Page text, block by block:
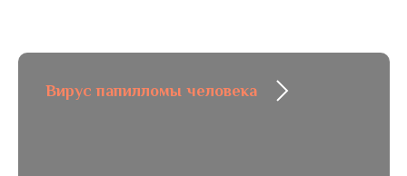
Вирус папилломы человека